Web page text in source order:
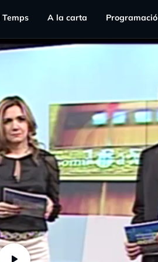
Temps A la carta Programació